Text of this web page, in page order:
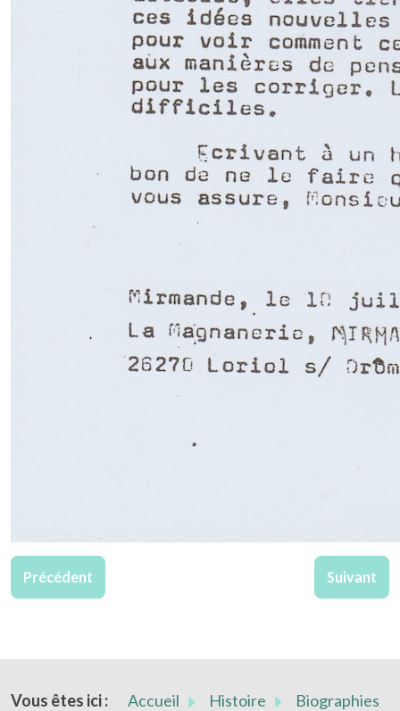
Article précédent : Légaut, Mounier et les membres du
Précédent Article
Suivant
Vous êtes ici : Accueil Histoire
Biographies